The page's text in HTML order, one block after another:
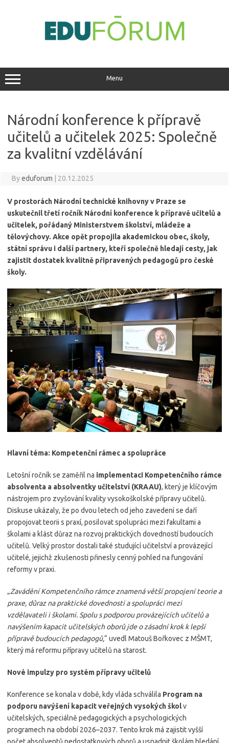
Menu
Národní konference k přípravě
učitelů a učitelek 2025: Společně
za kvalitní vzdělávání
Byeduforum 20.12.2025
V prostorách Národní technické knihovny v Praze se
uskutečnil třetí ročník Národní konference k přípravě učitelů a
učitelek, pořádaný Ministerstvem školství, mládeže a
tělovýchovy. Akce opět propojila akademickou obec, školy,
státní správu i další partnery, kteří společně hledají cesty, jak
zajistit dostatek kvalitně připravených pedagogů pro české
školy.
Hlavní téma: Kompetenční rámec a spolupráce
Letošní ročník se zaměřil na implementaci Kompetenčního rámce
absolventa a absolventky učitelství (KRAAU), který je klíčovým
nástrojem pro zvyšování kvality vysokoškolské přípravy učitelů.
Diskuse ukázaly, že po dvou letech od jeho zavedení se daří
propojovat teorii s praxí, posilovat spolupráci mezi fakultami a
školami a klást důraz na rozvoj praktických dovedností budoucích
učitelů. Velký prostor dostali také studující učitelství a provázející
učitelé, jejichž zkušenosti přinesly cenný pohled na fungování
reformy v praxi.
„Zavádění Kompetenčního rámce znamená větší propojení teorie a
praxe, důraz na praktické dovednosti a spolupráci mezi
vzdělavateli i školami. Spolu s podporou provázejících učitelů a
navýšením kapacit učitelských oborů jde o zásadní krok k lepší
přípravě budoucích pedagogů,“ uvedl Matouš Bořkovec z MŠMT,
který má reformu přípravy učitelů na starost.
Nové impulzy pro systém přípravy učitelů
Konference se konala v době, kdy vláda schválila Program na
podporu navýšení kapacit veřejných vysokých školv
učitelských, speciálně pedagogických a psychologických
programech na období 2026–2037. Tento krok má zajistit vyšší
počet absolventů nedostatkových oborů a usnadnit školám hledání